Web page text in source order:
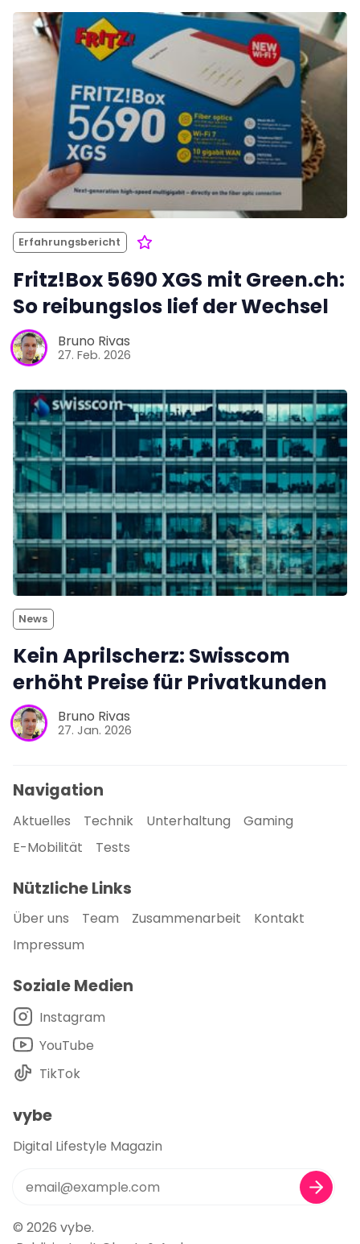
Erfahrungsbericht
Fritz!Box 5690 XGS mit Green.ch:
So reibungslos lief der Wechsel
Bruno Rivas
27. Feb. 2026
News
Kein Aprilscherz: Swisscom
erhöht Preise für Privatkunden
Bruno Rivas
27. Jan. 2026
Navigation
Aktuelles Technik Unterhaltung
Gaming
E-Mobilität
Tests
Nützliche Links
Über uns Team Zusammenarbeit
Kontakt
Impressum
Soziale Medien
Instagram
YouTube
TikTok
vybe
Digital Lifestyle Magazin
© 2026 vybe.